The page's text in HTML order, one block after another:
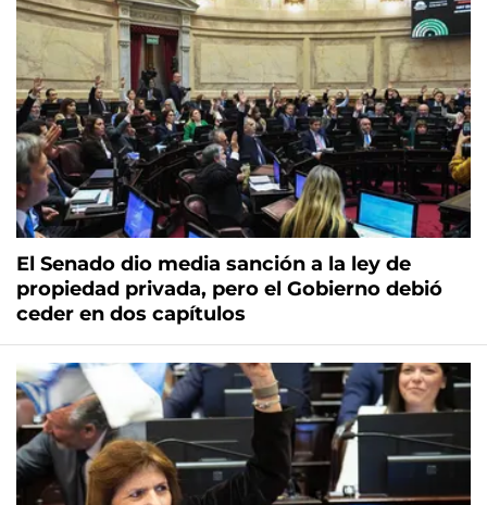
El Senado dio media sanción a la ley de
propiedad privada, pero el Gobierno debió
ceder en dos capítulos